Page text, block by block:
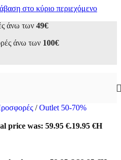
στο κύριο περιεχόμενο
άνω των 49€
άνω των 100€
/ Outlet 50-70%
price was: 59.95 €.19.95 €Η